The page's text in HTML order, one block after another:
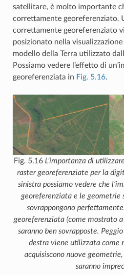
satellitare, è molto importante
correttamente georeferenziato.
correttamente georeferenziato
posizionato nella
modello della Terra utilizzato
Possiamo vedere l’effetto di
georeferenziata in Fig. 5.16.
Fig. 5.16 L’importanza di
raster georeferenziate per la
sinistra possiamo vedere che
georeferenziata e le geometrie
sovrappongono
georeferenziata (come mostrato
saranno ben sovrapposte.
destra viene utilizzata come
acquisiscono nuove
saranno